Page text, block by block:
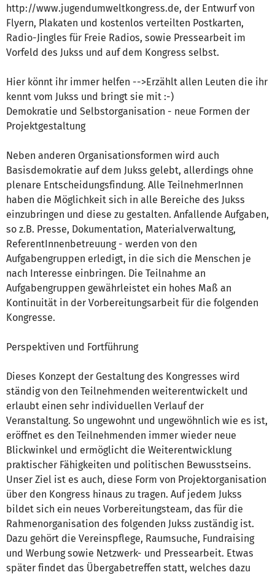
http://www.jugendumweltkongress.de, der Entwurf von
Flyern, Plakaten und kostenlos verteilten Postkarten,
Radio-Jingles für Freie Radios, sowie Pressearbeit im
Vorfeld des Jukss und auf dem Kongress selbst.
Hier könnt ihr immer helfen -->Erzählt allen Leuten die ihr
kennt vom Jukss und bringt sie mit :-)
Demokratie und Selbstorganisation - neue Formen der
Projektgestaltung
Neben anderen Organisationsformen wird auch
Basisdemokratie auf dem Jukss gelebt, allerdings ohne
plenare Entscheidungsfindung. Alle TeilnehmerInnen
haben die Möglichkeit sich in alle Bereiche des Jukss
einzubringen und diese zu gestalten. Anfallende Aufgaben,
so z.B. Presse, Dokumentation, Materialverwaltung,
ReferentInnenbetreuung - werden von den
Aufgabengruppen erledigt, in die sich die Menschen je
nach Interesse einbringen. Die Teilnahme an
Aufgabengruppen gewährleistet ein hohes Maß an
Kontinuität in der Vorbereitungsarbeit für die folgenden
Kongresse.
Perspektiven und Fortführung
Dieses Konzept der Gestaltung des Kongresses wird
ständig von den Teilnehmenden weiterentwickelt und
erlaubt einen sehr individuellen Verlauf der
Veranstaltung. So ungewohnt und ungewöhnlich wie es ist,
eröffnet es den Teilnehmenden immer wieder neue
Blickwinkel und ermöglicht die Weiterentwicklung
praktischer Fähigkeiten und politischen Bewusstseins.
Unser Ziel ist es auch, diese Form von Projektorganisation
über den Kongress hinaus zu tragen. Auf jedem Jukss
bildet sich ein neues Vorbereitungsteam, das für die
Rahmenorganisation des folgenden Jukss zuständig ist.
Dazu gehört die Vereinspflege, Raumsuche, Fundraising
und Werbung sowie Netzwerk- und Pressearbeit. Etwas
später findet das Übergabetreffen statt, welches dazu